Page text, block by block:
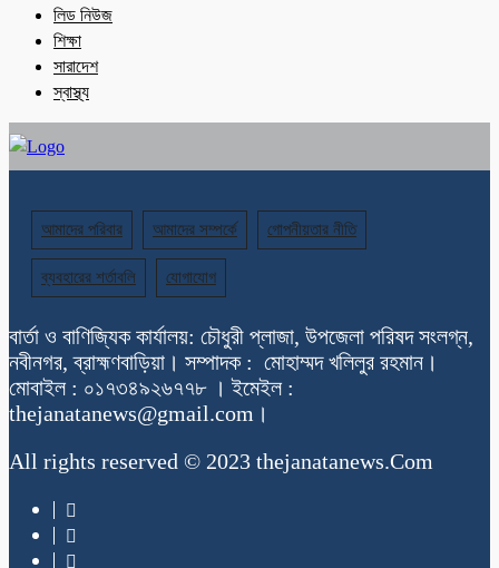
লিড নিউজ
শিক্ষা
সারাদেশ
স্বাস্থ্য
আমাদের পরিবার আমাদের সম্পর্কে গোপনীয়তার নীতি
ব্যবহারের শর্তাবলি যোগাযোগ
বার্তা ও বাণিজ্যিক কার্যালয়: চৌধুরী প্লাজা, উপজেলা পরিষদ সংলগ্ন,
নবীনগর, ব্রাহ্মণবাড়িয়া। সম্পাদক : মোহাম্মদ খলিলুর রহমান।
মোবাইল : ০১৭৩৪৯২৬৭৭৮ । ইমেইল :
thejanatanews@gmail.com।
All rights reserved © 2023 thejanatanews.Com